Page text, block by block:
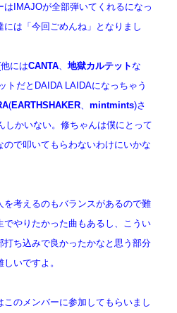
はIMAJOが全部弾いてくれるになっ
は「今回ごめんね」となりまし
にはCANTA 、地獄カルテットな
トだとDAIDA LAIDAになっちゃう
(EARTHSHAKER 、mintmints)さ
しかいない。修ちゃんは僕にとって
ので叩いてもらわないわけにいかな
を考えるのもバランスがあるので難
でやりたかった曲もあるし、こうい
打ち込みで良かったかなと思う部分
いですよ。
のメンバーに参加してもらいまし